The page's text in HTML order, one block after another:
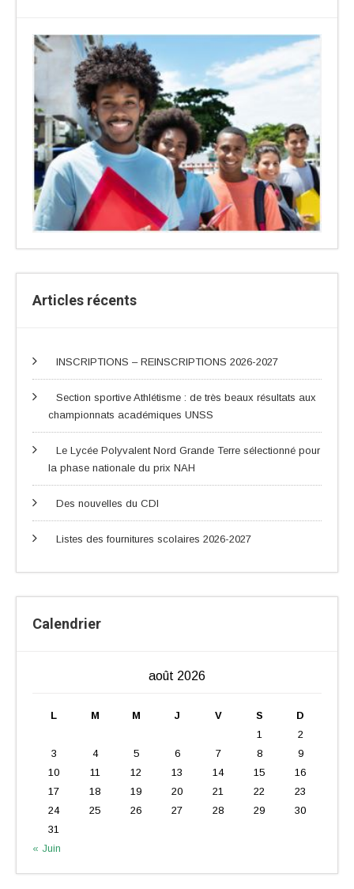
Articles récents
INSCRIPTIONS – REINSCRIPTIONS 2026-2027
Section sportive Athlétisme : de très beaux résultats aux
championnats académiques UNSS
Le Lycée Polyvalent Nord Grande Terre sélectionné pour
la phase nationale du prix NAH
Des nouvelles du CDI
Listes des fournitures scolaires 2026-2027
Calendrier
août 2026
L M M J V S
D
1
2
3
4 5 6 7 8
9
10
11 12 13 14 15
16
17
18 19 20 21 22
23
24
25 26 27 28 29
30
31
« Juin